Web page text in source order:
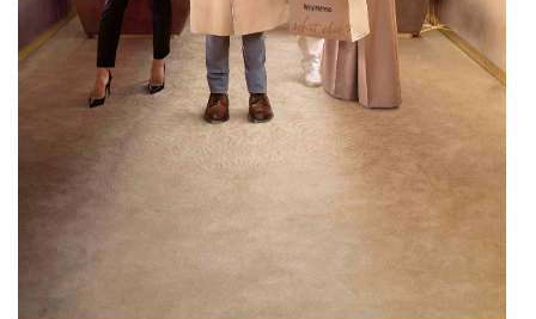
RIC
Schiefer Rechtsanwälte
Security KAG
smart
Smile Österreich
Strategy&